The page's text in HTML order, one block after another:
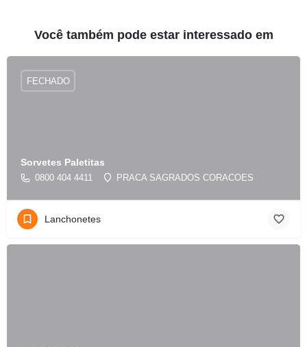
Você também pode estar interessado em
Sorvetes Paletitas
0800 404 4411 PRACA SAGRADOS CORACOES
FECHADO
Lanchonetes